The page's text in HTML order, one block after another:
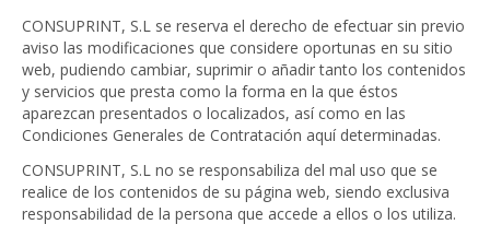
CONSUPRINT, S.L se reserva el derecho de efectuar sin previo
aviso las modificaciones que considere oportunas en su sitio
web, pudiendo cambiar, suprimir o añadir tanto los contenidos
y servicios que presta como la forma en la que éstos
aparezcan presentados o localizados, así como en las
Condiciones Generales de Contratación aquí determinadas.
CONSUPRINT, S.L no se responsabiliza del mal uso que se
realice de los contenidos de su página web, siendo exclusiva
responsabilidad de la persona que accede a ellos o los utiliza.